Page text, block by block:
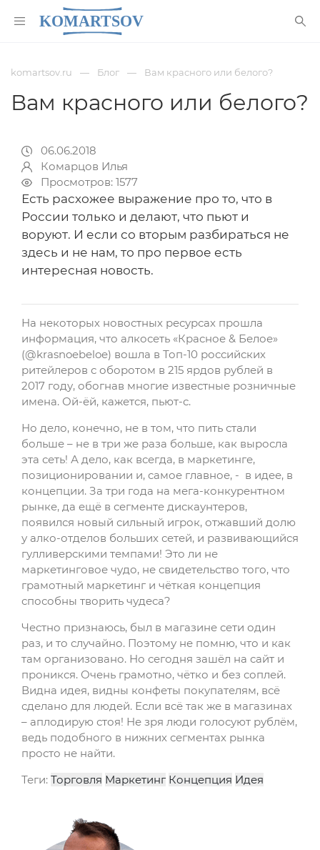
komartsov.ru Блог Вам красного или белого?
Вам красного или белого?
06.06.2018
Комарцов Илья
Просмотров: 1577
Есть расхожее выражение про то, что в
России только и делают, что пьют и
воруют. И если со вторым разбираться не
здесь и не нам, то про первое есть
интересная новость.
На некоторых новостных ресурсах прошла
информация, что алкосеть «Красное & Белое»
(@krasnoebeloe) вошла в Топ-10 российских
ритейлеров с оборотом в 215 ярдов рублей в
2017 году, обогнав многие известные розничные
имена. Ой-ёй, кажется, пьют-с.
Но дело, конечно, не в том, что пить стали
больше – не в три же раза больше, как выросла
эта сеть! А дело, как всегда, в маркетинге,
позиционировании и, самое главное, - в идее, в
концепции. За три года на мега-конкурентном
рынке, да ещё в сегменте дискаунтеров,
появился новый сильный игрок, отжавший долю
у алко-отделов больших сетей, и развивающийся
гулливерскими темпами! Это ли не
маркетинговое чудо, не свидетельство того, что
грамотный маркетинг и чёткая концепция
способны творить чудеса?
Честно признаюсь, был в магазине сети один
раз, и то случайно. Поэтому не помню, что и как
там организовано. Но сегодня зашёл на сайт и
проникся. Очень грамотно, чётко и без соплей.
Видна идея, видны конфеты покупателям, всё
сделано для людей. Если всё так же в магазинах
– аплодирую стоя! Не зря люди голосуют рублём,
ведь подобного в нижних сегментах рынка
просто не найти.
Теги: Торговля Маркетинг Концепция Идея